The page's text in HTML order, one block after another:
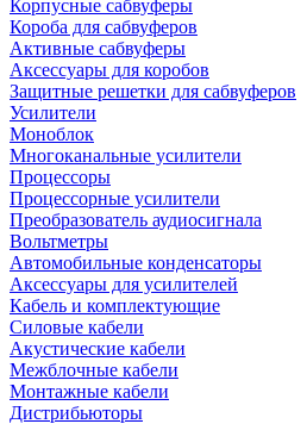
Корпусные сабвуферы
Короба для сабвуферов
Активные сабвуферы
Аксессуары для коробов
Защитные решетки для сабвуферов
Усилители
Моноблок
Многоканальные усилители
Процессоры
Процессорные усилители
Преобразователь аудиосигнала
Вольтметры
Автомобильные конденсаторы
Аксессуары для усилителей
Кабель и комплектующие
Силовые кабели
Акустические кабели
Межблочные кабели
Монтажные кабели
Дистрибьюторы